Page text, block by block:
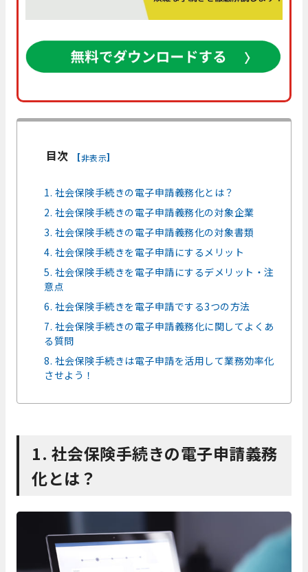
目次 [非表示]
1. 社会保険手続きの電子申請義務化とは？
2. 社会保険手続きの電子申請義務化の対象企業
3. 社会保険手続きの電子申請義務化の対象書類
4. 社会保険手続きを電子申請にするメリット
5. 社会保険手続きを電子申請にするデメリット・注
意点
6. 社会保険手続きを電子申請でする3つの方法
7. 社会保険手続きの電子申請義務化に関してよくあ
る質問
8. 社会保険手続きは電子申請を活用して業務効率化
させよう！
1. 社会保険手続きの電子申請義務
化とは？